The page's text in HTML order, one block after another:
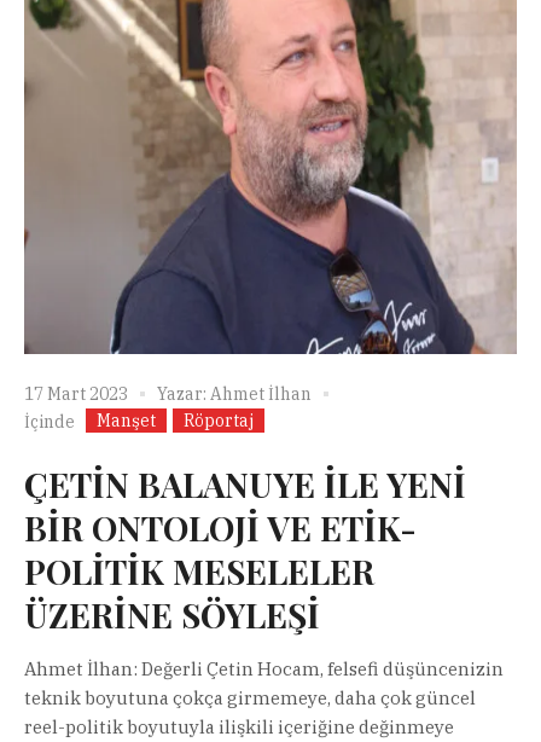
17 Mart 2023 Yazar: Ahmet İlhan
İçinde
Manşet Röportaj
ÇETİN BALANUYE İLE YENİ
BİR ONTOLOJİ VE ETİK-
POLİTİK MESELELER
ÜZERİNE SÖYLEŞİ
Ahmet İlhan: Değerli Çetin Hocam, felsefi düşüncenizin
teknik boyutuna çokça girmemeye, daha çok güncel
reel-politik boyutuyla ilişkili içeriğine değinmeye